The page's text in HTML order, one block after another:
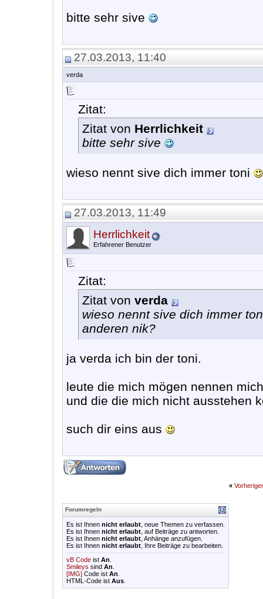
bitte sehr sive
27.03.2013, 11:40
verda
Zitat:
Zitat von Herrlichkeit
bitte sehr sive
wieso nennt sive dich immer toni
27.03.2013, 11:49
Herrlichkeit
Erfahrener Benutzer
Zitat:
Zitat von verda
wieso nennt sive dich immer
anderen nik?
ja verda ich bin der toni.
leute die mich mögen nennen
und die die mich nicht ausstehen
such dir eins aus
«
Forumregeln
Es ist Ihnen nicht erlaubt , neue Themen zu verfassen.
Es ist Ihnen nicht erlaubt , auf Beiträge zu antworten.
Es ist Ihnen nicht erlaubt , Anhänge anzufügen.
Es ist Ihnen nicht erlaubt , Ihre Beiträge zu bearbeiten.
vB Code ist An
Smileys sind An
[IMG] Code ist An
HTML-Code ist Aus